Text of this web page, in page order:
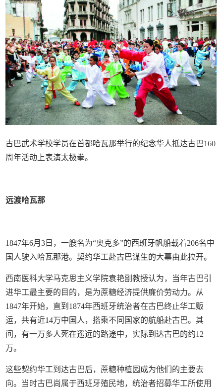
古巴武术学校学员在首都哈瓦那举行的纪念华人抵达古巴160
周年活动上表演太极拳。
远渡哈瓦那
1847年6月3日，一艘名为“奥克多”的西班牙帆船载着206名中
国人驶入哈瓦那港。契约华工赴古巴谋生的大幕由此拉开。
西南医科大学马克思主义学院袁艳副教授认为，当年古巴引
进华工最主要的目的，是为蔗糖经济提供廉价劳动力。从
1847年开始，直到1874年西班牙统治者在古巴终止华工贩
运，共有近14万中国人，搭乘不同国家的航船赴古巴。其
间，有一万多人死在遥远的路途中，实际到达古巴的约12
万。
这些契约华工到达古巴后，蔗糖种植园成为他们的主要去
向。当时古巴尚属于西班牙殖民地，统治者招募华工所使用